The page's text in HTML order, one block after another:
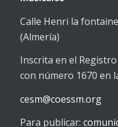
Calle Henri la
(Almería)
Inscrita en el
con número 1670 en
cesm@coessm.org
Para publicar: